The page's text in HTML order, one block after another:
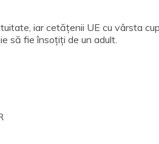
iar cetățenii UE cu vârsta
să fie însoțiți de un adult.